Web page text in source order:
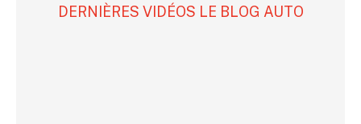
DERNIÈRES VIDÉOS LE BLOG AUTO